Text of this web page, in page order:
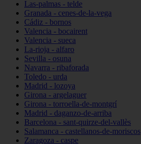
Las-palmas - telde
Granada - cenes-de-la-vega
Cádiz - bornos
Valencia - bocairent
Valencia - sueca
La-rioja - alfaro
Sevilla - osuna
Navarra - ribaforada
Toledo - urda
Madrid - lozoya
Girona - argelaguer
Girona - torroella-de-montgrí
Madrid - daganzo-de-arriba
Barcelona - sant-quirze-del-vallès
Salamanca - castellanos-de-moriscos
Zaragoza - caspe